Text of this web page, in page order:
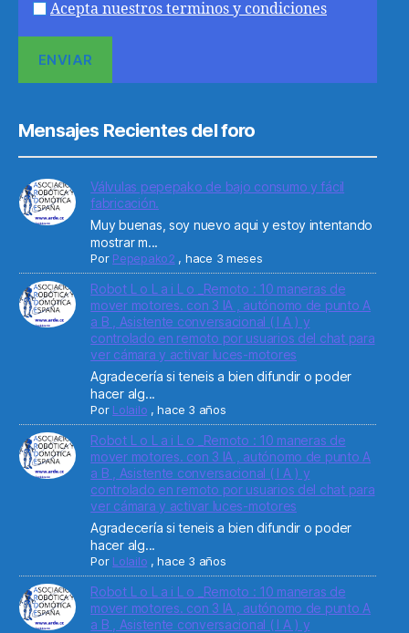
Acepta nuestros terminos y condiciones
Mensajes Recientes del foro
Válvulas pepepako de bajo consumo y fácil
fabricación.
Muy buenas, soy nuevo aqui y estoy intentando
mostrar m...
Por Pepepako2 , hace 3 meses
Robot L o L a i L o _Remoto : 10 maneras de
mover motores. con 3 IA , autónomo de punto A
a B , Asistente conversacional ( I A ) y
controlado en remoto por usuarios del chat para
ver cámara y activar luces-motores
Agradecería si teneis a bien difundir o poder
hacer alg...
Por Lolailo ,hace 3 años
Robot L o L a i L o _Remoto : 10 maneras de
mover motores. con 3 IA , autónomo de punto A
a B , Asistente conversacional ( I A ) y
controlado en remoto por usuarios del chat para
ver cámara y activar luces-motores
Agradecería si teneis a bien difundir o poder
hacer alg...
Por Lolailo ,hace 3 años
Robot L o L a i L o _Remoto : 10 maneras de
mover motores. con 3 IA , autónomo de punto A
a B , Asistente conversacional ( I A ) y